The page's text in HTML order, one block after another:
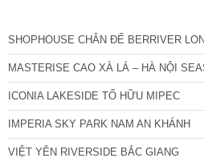
SHOPHOUSE CHÂN ĐẾ BERRIVER
MASTERISE CAO XÀ LÁ – HÀ NỘI
ICONIA LAKESIDE TỐ HỮU MIPEC
IMPERIA SKY PARK NAM AN KHÁNH
VIỆT YÊN RIVERSIDE BẮC GIANG